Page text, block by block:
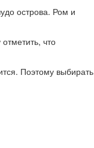
острова. Ром и
что
Поэтому выбирать